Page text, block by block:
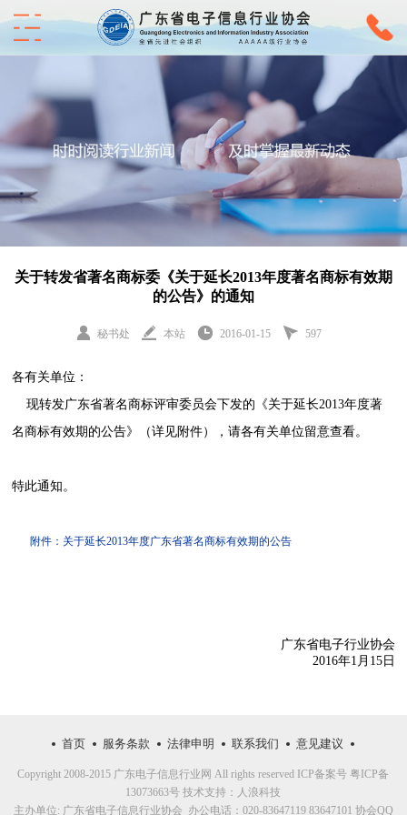
关于转发省著名商标委《关于延长2013年度著名商标有效期
的公告》的通知
秘书处 本站 2016-01-15 597
各有关单位：
现转发广东省著名商标评审委员会下发的《关于延长2013年度著
名商标有效期的公告》（详见附件）
，请各有关单位留意查看。
特此通知。
附件：关于延长2013年度广东省著名商标有效期的公告
广东省电子行业协会
2016年1月15日
首页 服务条款 法律申明 联系我们 意见建议
Copyright 2008-2015 广东电子信息行业网 All rights reserved ICP备案号 粤ICP备
13073663号 技术支持： 人浪科技
主办单位: 广东省电子信息行业协会 办公电话：020-83647119 83647101 协会QQ